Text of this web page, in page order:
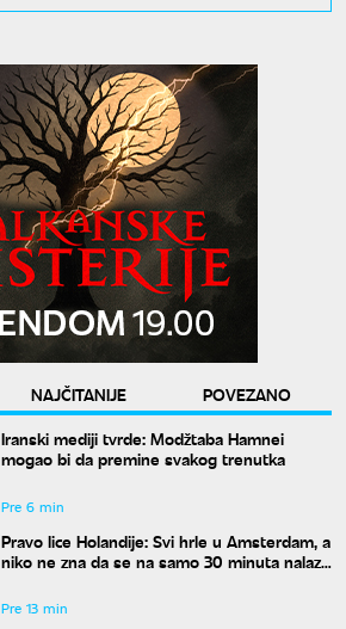
NAJČITANIJE
POVEZANO
Iranski mediji tvrde: Modžtaba Hamnei
mogao bi da premine svakog trenutka
Pre 6 min
Pravo lice Holandije: Svi hrle u Amsterdam, a
niko ne zna da se na samo 30 minuta nalazi
Pre 13 min